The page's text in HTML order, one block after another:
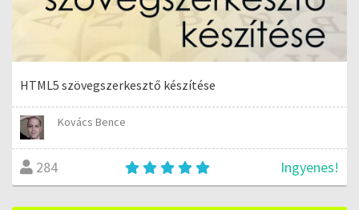
HTML5 szövegszerkesztő készítése
Kovács Bence
284 Ingyenes!